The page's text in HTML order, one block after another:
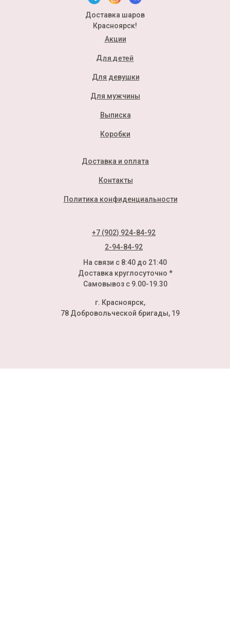
Доставка шаров
Красноярск!
Акции
Для детей
Для девушки
Для мужчины
Выписка
Коробки
На связи с 8:40 до 21:40
Доставка круглосуточно *
Самовывоз с 9.00-19.30
г. Красноярск,
78 Добровольческой бригады, 19
Политика конфиденциальности
Доставка и оплата
Контакты
+7 (902) 924-84-92
2-94-84-92